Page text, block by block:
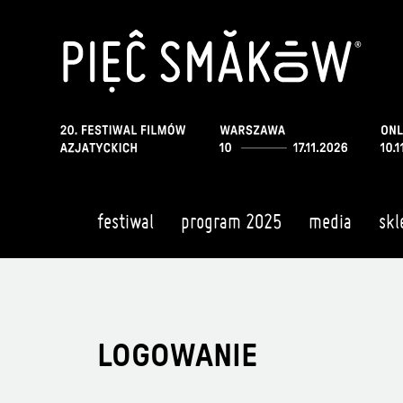
festiwal program 2025 media
LOGOWANIE